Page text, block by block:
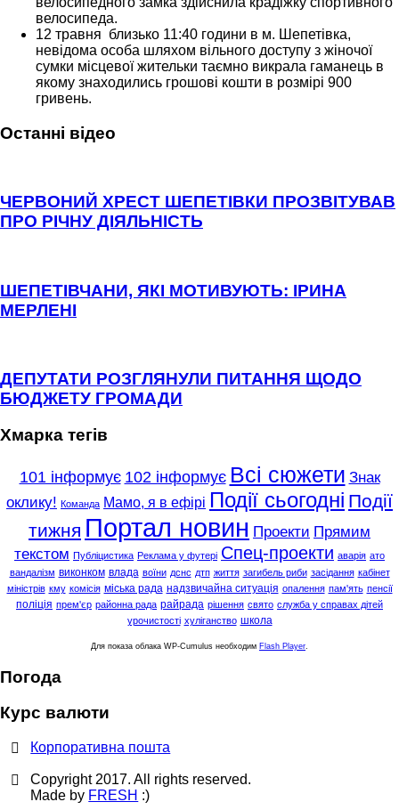
велосипеда.
12 травня близько 11:40 години в м. Шепетівка,
невідома особа шляхом вільного доступу з жіночої
сумки місцевої жительки таємно викрала гаманець в
якому знаходились грошові кошти в розмірі 900
гривень.
Останні відео
ЧЕРВОНИЙ ХРЕСТ ШЕПЕТІВКИ ПРОЗВІТУВАВ
ПРО РІЧНУ ДІЯЛЬНІСТЬ
ШЕПЕТІВЧАНИ, ЯКІ МОТИВУЮТЬ: ІРИНА
МЕРЛЕНІ
ДЕПУТАТИ РОЗГЛЯНУЛИ ПИТАННЯ ЩОДО
БЮДЖЕТУ ГРОМАДИ
Хмарка тегів
101 інформує 102 інформує Всі сюжети Знак
оклику! Команда Мамо, я в ефірі Події сьогодні Події
тижня Портал новин Проекти Прямим
текстом Публіцистика Реклама у футері Спец-проекти аварія ато
вандалізм виконком влада воїни дснс дтп життя загибель риби засідання кабінет
міністрів кму комісія міська рада надзвичайна ситуація опалення пам'ять пенсії
поліція прем'єр районна рада райрада рішення свято служба у справах дітей
урочистості хуліганство школа
Для показа облака WP-Cumulus необходим Flash Player
Погода
Курс валюти
Корпоративна пошта
Copyright 2017. All rights reserved.
Made by FRESH :)